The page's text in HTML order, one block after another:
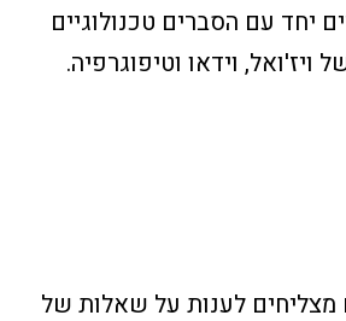
יחד עם הסברים טכנולוגיים
וידאו וטיפוגרפיה.
מצליחים לענות על שאלות של